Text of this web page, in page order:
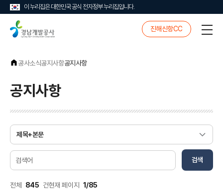
이 누리집은 대한민국 공식 전자정부 누리집입니다.
남
공
진해신항CC
전
공사소식공지사항공지사항
공지사항
전체 845 건현재 페이지 1/85
게
색
검색